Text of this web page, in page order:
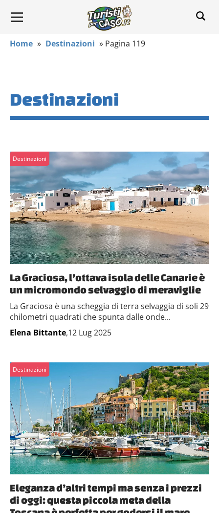
Home » Destinazioni » Pagina 119
Destinazioni
Destinazioni
La Graciosa, l’ottava isola delle Canarie è
un micromondo selvaggio di meraviglie
La Graciosa è una scheggia di terra selvaggia di soli 29
chilometri quadrati che spunta dalle onde...
Elena Bittante,12 Lug 2025
Destinazioni
Eleganza d’altri tempi ma senza i prezzi
di oggi: questa piccola meta della